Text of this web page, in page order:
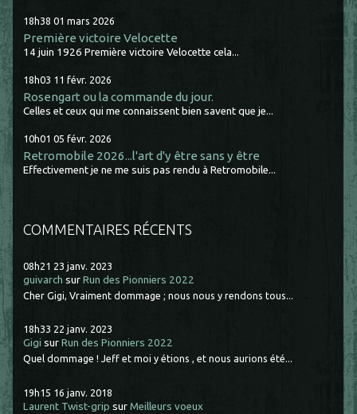
18h38 01 mars 2026
Première victoire Velocette
14 juin 1926 Première victoire Velocette cela...
18h03 11 févr. 2026
Rosengart ou la commande du jour.
Celles et ceux qui me connaissent bien savent que je...
10h01 05 févr. 2026
Retromobile 2026...l'art d'y être sans y être
Effectivement je ne me suis pas rendu à Retromobile...
COMMENTAIRES RÉCENTS
08h21 23 janv. 2023
guivarch surRun des Pionniers 2022
Cher Gigi, Vraiment dommage ; nous nous y rendons tous...
18h33 22 janv. 2023
Gigi surRun des Pionniers 2022
Quel dommage ! Jeff et moi y étions , et nous aurions été...
19h15 16 janv. 2018
Laurent Twist-grip surMeilleurs voeux